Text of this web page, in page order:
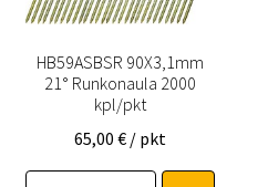
HB59ASBSR 90X3,1mm
21° Runkonaula 2000
kpl/pkt
65,00 € / pkt